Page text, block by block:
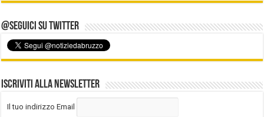
@Seguici su Twitter
Iscriviti alla Newsletter
Il tuo indirizzo Email